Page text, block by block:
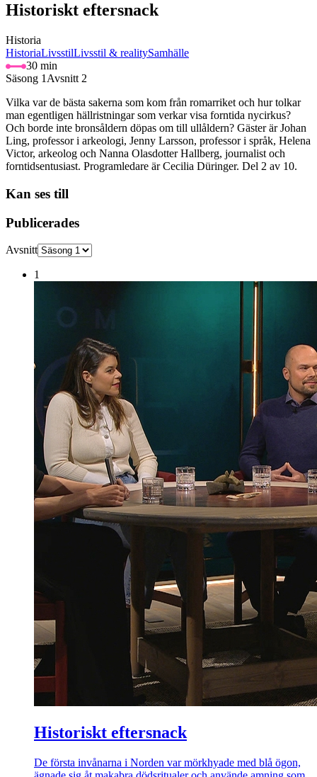
Historiskt eftersnack
Historia
HistoriaLivsstilLivsstil & realitySamhälle
30 min
Säsong 1 Avsnitt 2
Vilka var de bästa sakerna som kom från romarriket och hur tolkar
man egentligen hällristningar som verkar visa forntida nycirkus?
Och borde inte bronsåldern döpas om till ullåldern? Gäster är Johan
Ling, professor i arkeologi, Jenny Larsson, professor i språk, Helena
Victor, arkeolog och Nanna Olasdotter Hallberg, journalist och
forntidsentusiast. Programledare är Cecilia Düringer. Del 2 av 10.
Kan ses till
Publicerades
Avsnitt
1
Historiskt eftersnack
De första invånarna i Norden var mörkhyade med blå ögon,